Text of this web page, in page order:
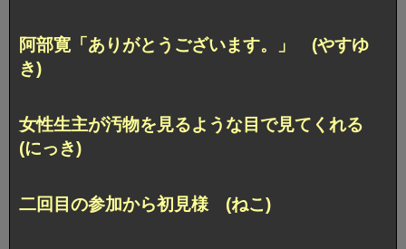
阿部寛「ありがとうございます。」 (やすゆ
き)
女性生主が汚物を見るような目で見てくれる
(にっき)
二回目の参加から初見様 (ねこ)